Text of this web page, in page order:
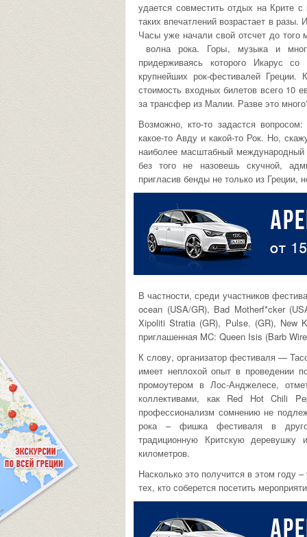
удается совместить отдых на Крите
таких впечатлений возрастает в разы.
Часы уже начали свой отсчет до
волна рока. Горы, музыка и
придерживаясь которого Икарус
крупнейших рок-фестивалей Греции.
стоимость входных билетов всего 10
за трансфер из Малии. Разве это
Возможно, кто-то задастся
какое-то Авду и какой-то Рок. Но,
наиболее масштабный
без того не назовешь скучной,
пригласив бенды не только из Греции,
В частности, среди участников
ocean (USA/GR), Bad Motherf*cker
Xipoliti Stratia (GR), Pulse. (GR), New
приглашенная MC: Queen Isis (Barb
К слову, организатор фестиваля —
имеет неплохой опыт в проведении
промоутером в Лос-Анджелесе,
коллективами, как Red Hot Chili
профессионализм сомнению не
рока – фишка фестиваля в
традиционную Критскую
километров.
Насколько это получится в этом году
тех, кто соберется посетить